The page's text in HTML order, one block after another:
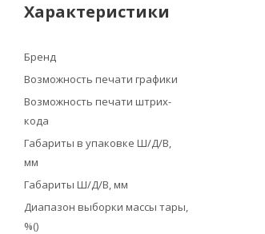
Характеристики
Бренд
Возможность печати графики
Возможность печати штрих-
кода
Габариты в упаковке Ш/Д/В,
мм
Габариты Ш/Д/В, мм
Диапазон выборки массы тары,
%()